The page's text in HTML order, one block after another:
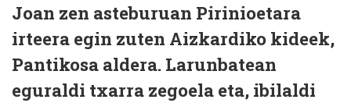
Joan zen asteburuan Pirinioetara
irteera egin zuten Aizkardiko kideek,
Pantikosa aldera. Larunbatean
eguraldi txarra zegoela eta, ibilaldi